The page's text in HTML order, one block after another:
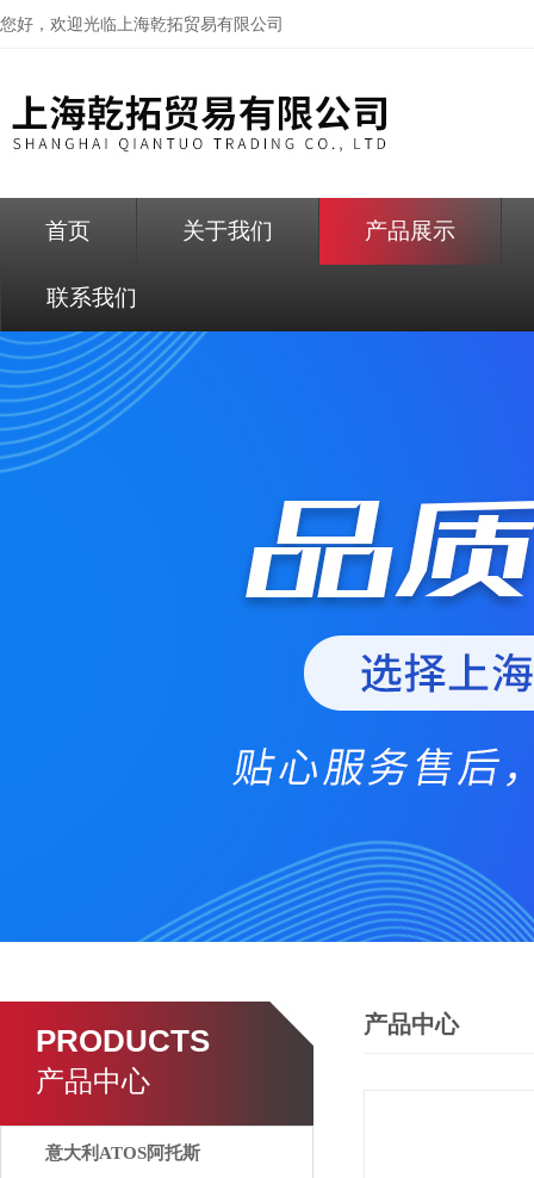
您好，欢迎光临上海乾拓贸易有限公司
首页 关于我们 产品展示
联系我们
PRODUCTS
产品中心
意大利ATOS阿托斯
产品中心